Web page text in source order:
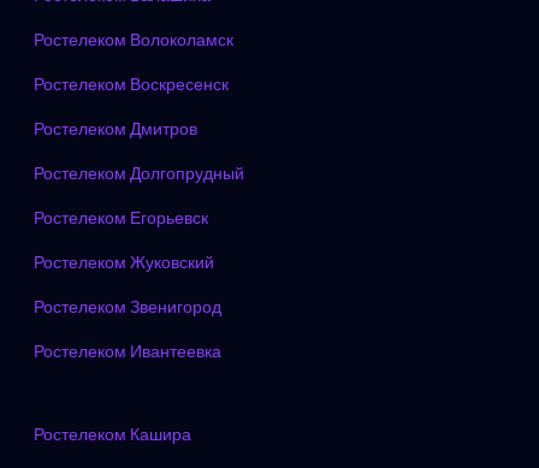
Ростелеком Волоколамск
Ростелеком Воскресенск
Ростелеком Дмитров
Ростелеком Долгопрудный
Ростелеком Егорьевск
Ростелеком Жуковский
Ростелеком Звенигород
Ростелеком Ивантеевка
Ростелеком Кашира